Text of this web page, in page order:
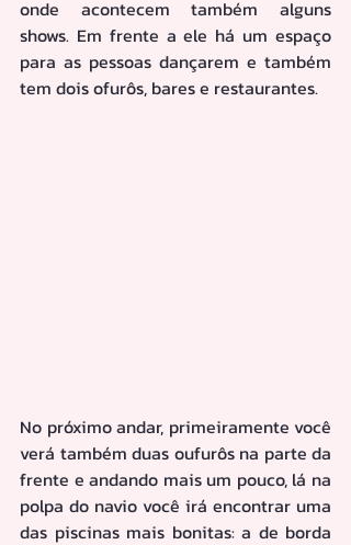
onde acontecem também alguns
shows. Em frente a ele há um espaço
para as pessoas dançarem e também
tem dois ofurôs, bares e restaurantes.
No próximo andar, primeiramente você
verá também duas oufurôs na parte da
frente e andando mais um pouco, lá na
polpa do navio você irá encontrar uma
das piscinas mais bonitas: a de borda